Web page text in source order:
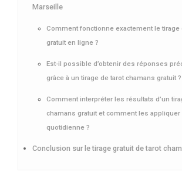
Marseille
Comment fonctionne exactement le tirage
gratuit en ligne ?
Est-il possible d’obtenir des réponses
grâce à un tirage de tarot chamans gratuit ?
Comment interpréter les résultats d’un
chamans gratuit et comment les appliquer
quotidienne ?
Conclusion sur le tirage gratuit de tarot